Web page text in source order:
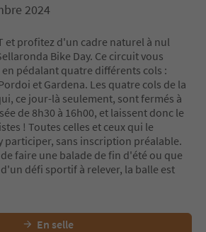
2024
et profitez d'un cadre naturel à nul
Bike Day. Ce circuit vous
pédalant quatre différents cols :
et Gardena. Les quatre cols de la
ce jour-là seulement, sont fermés à
de 8h30 à 16h00, et laissent donc le
! Toutes celles et ceux qui le
participer, sans inscription préalable.
faire une balade de fin d'été ou que
défi sportif à relever, la balle est
En selle